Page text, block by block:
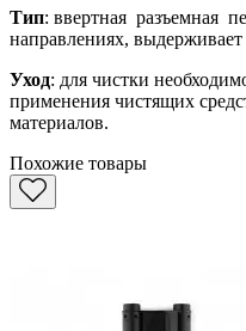
Тип: ввертная разъемная
направлениях, выдерживает
Уход: для чистки
применения чистящих
материалов.
Похожие товары